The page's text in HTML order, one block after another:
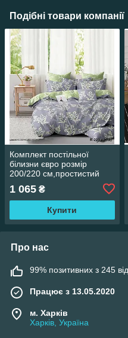
Подібні товари компанії
Комплект постільної
білизни євро розмір
200/220 см,простистий
70/70,тканина сатин 100%
бавовна
1 065 ₴
Купити
Про нас
99% позитивних з 245
Працює з 13.05.2020
м. Харків
Харків, Україна